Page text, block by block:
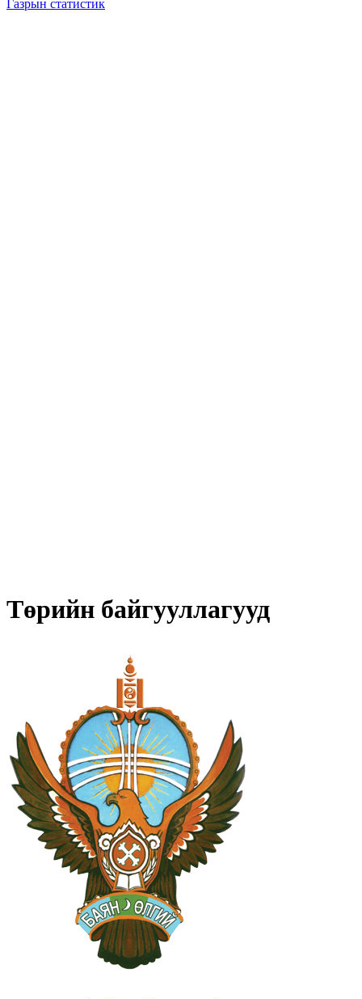
Газрын статистик
Төрийн байгууллагууд